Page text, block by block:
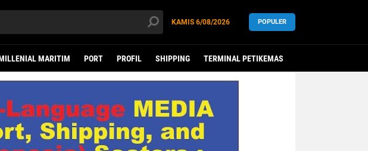
KAMIS 6/08/2026 POPULER
MARITIM PORT PROFIL SHIPPING TERMINAL PETIKEMAS